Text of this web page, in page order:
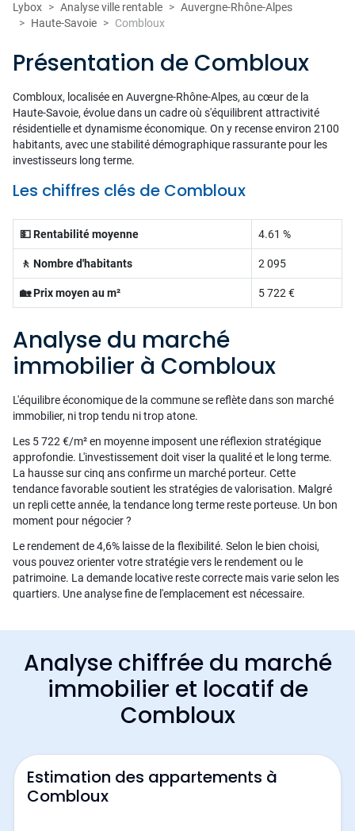
Lybox Analyse ville rentable
Auvergne-Rhône-Alpes
Haute-Savoie
Combloux
Présentation de Combloux
Combloux, localisée en Auvergne-Rhône-Alpes, au cœur de la
Haute-Savoie, évolue dans un cadre où s'équilibrent attractivité
résidentielle et dynamisme économique. On y recense environ 2100
habitants, avec une stabilité démographique rassurante pour les
investisseurs long terme.
Les chiffres clés de Combloux
💵 Rentabilité moyenne 4.61 %
🚶 Nombre d'habitants 2 095
🏡 Prix moyen au m² 5 722 €
Analyse du marché
immobilier à Combloux
L'équilibre économique de la commune se reflète dans son marché
immobilier, ni trop tendu ni trop atone.
Les 5 722 €/m² en moyenne imposent une réflexion stratégique
approfondie. L'investissement doit viser la qualité et le long terme.
La hausse sur cinq ans confirme un marché porteur. Cette
tendance favorable soutient les stratégies de valorisation. Malgré
un repli cette année, la tendance long terme reste porteuse. Un bon
moment pour négocier ?
Le rendement de 4,6% laisse de la flexibilité. Selon le bien choisi,
vous pouvez orienter votre stratégie vers le rendement ou le
patrimoine. La demande locative reste correcte mais varie selon les
quartiers. Une analyse fine de l'emplacement est nécessaire.
Analyse chiffrée du marché
immobilier et locatif de
Combloux
Estimation des appartements à
Combloux